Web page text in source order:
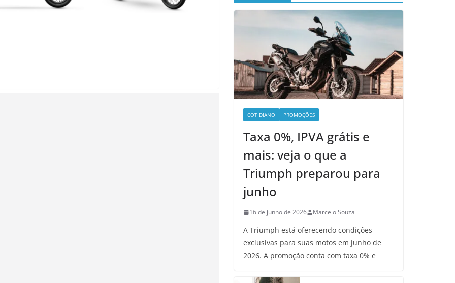
COTIDIANO PROMOÇÕES
Taxa 0%, IPVA grátis e
mais: veja o que a
Triumph preparou para
junho
16 de junho de 2026 Marcelo Souza
A Triumph está oferecendo condições
exclusivas para suas motos em junho de
2026. A promoção conta com taxa 0% e